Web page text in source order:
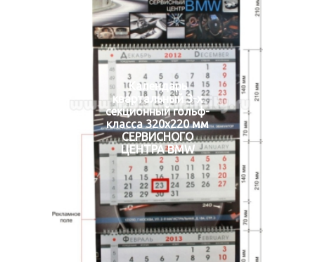
Календарь
квартальный 3-х
секционный гольф-
класса 320х220 мм
СЕРВИСНОГО
ЦЕНТРА BMW